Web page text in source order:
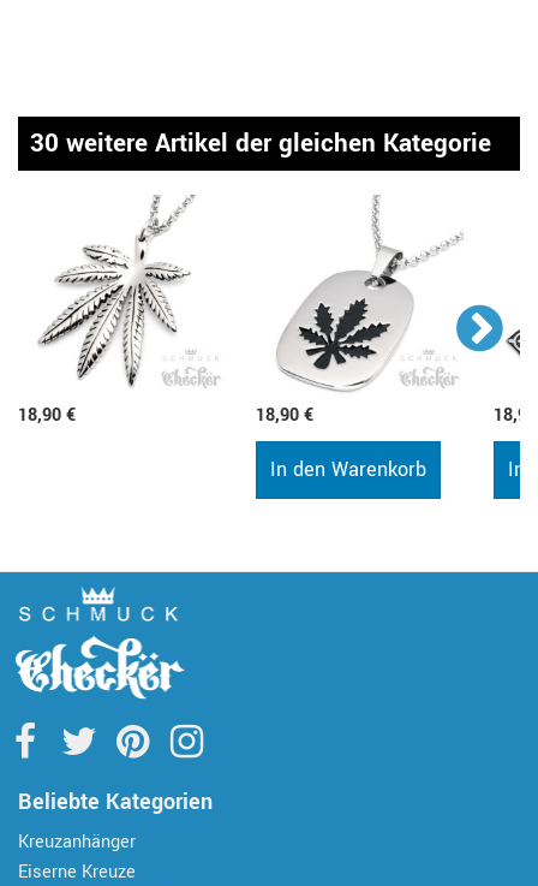
30 weitere Artikel der gleichen Kategorie
18,90 € 18,90 €
In den Warenkorb In
Beliebte Kategorien
Kreuzanhänger
Eiserne Kreuze